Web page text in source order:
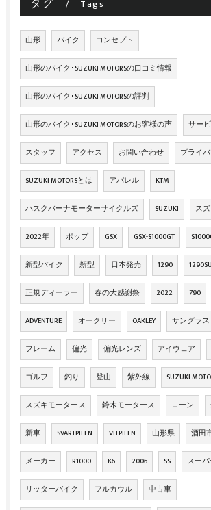
Tags
山形 バイク コンセプト
山形のバイク･SUZUKI MOTORSの口コミ情報
山形のバイク･SUZUKI MOTORSの評判
山形のバイク･SUZUKI MOTORSのお客様の声 サー
スタッフ アクセス お問い合わせ プライ
SUZUKI MOTORSとは アパレル KTM
ハスクバーナモーターサイクルズ SUZUKI ス
2022年 ポップ GSX GSX-S1000GT
新型バイク 新型 日本発売 1290
正規ディーラー 春の大感謝祭 2022 790
ADVENTURE オークリー OAKLEY サングラス
フレーム 偏光 偏光レンズ アイウェア
ゴルフ 釣り 登山 紫外線 SUZUKI
スズキモータース 鈴木モータース ローン
新車 SVARTPILEN VITPILEN 山形県 酒田
メーカー R1000 K6 2006 SS スー
リッターバイク フルカウル 中古車